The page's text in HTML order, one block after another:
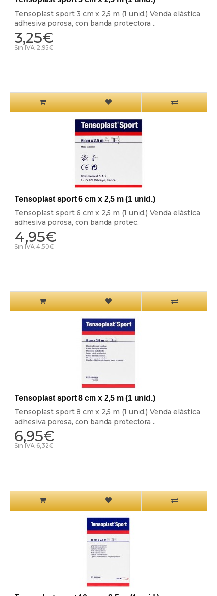
Tensoplast sport 3 cm x 2,5 m (1 unid.) Venda elástica
adhesiva porosa, con banda protectora ..
3,25€
Sin IVA 2,95€
Tensoplast sport 6 cm x 2,5 m (1 unid.)
Tensoplast sport 6 cm x 2,5 m (1 unid.) Venda elástica
adhesiva porosa, con banda protec..
4,95€
Sin IVA 4,50€
Tensoplast sport 8 cm x 2,5 m (1 unid.)
Tensoplast sport 8 cm x 2,5 m (1 unid.) Venda elástica
adhesiva porosa, con banda protectora ..
6,95€
Sin IVA 6,32€